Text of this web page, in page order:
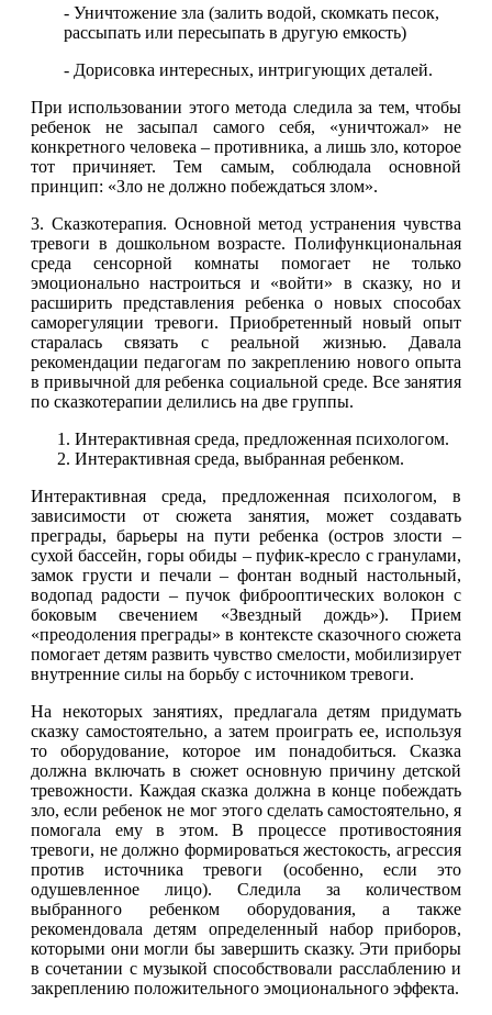
- Уничтожение зла (залить водой, скомкать песок,
рассыпать или пересыпать в другую емкость)
- Дорисовка интересных, интригующих деталей.
При использовании этого метода следила за тем, чтобы
ребенок не засыпал самого себя, «уничтожал» не
конкретного человека – противника, а лишь зло, которое
тот причиняет. Тем самым, соблюдала основной
принцип: «Зло не должно побеждаться злом».
3. Сказкотерапия. Основной метод устранения чувства
тревоги в дошкольном возрасте. Полифункциональная
среда сенсорной комнаты помогает не только
эмоционально настроиться и «войти» в сказку, но и
расширить представления ребенка о новых способах
саморегуляции тревоги. Приобретенный новый опыт
старалась связать с реальной жизнью. Давала
рекомендации педагогам по закреплению нового опыта
в привычной для ребенка социальной среде. Все занятия
по сказкотерапии делились на две группы.
Интерактивная среда, предложенная психологом.
Интерактивная среда, выбранная ребенком.
Интерактивная среда, предложенная психологом, в
зависимости от сюжета занятия, может создавать
преграды, барьеры на пути ребенка (остров злости –
сухой бассейн, горы обиды – пуфик-кресло с гранулами,
замок грусти и печали – фонтан водный настольный,
водопад радости – пучок фиброоптических волокон с
боковым свечением «Звездный дождь»). Прием
«преодоления преграды» в контексте сказочного сюжета
помогает детям развить чувство смелости, мобилизирует
внутренние силы на борьбу с источником тревоги.
На некоторых занятиях, предлагала детям придумать
сказку самостоятельно, а затем проиграть ее, используя
то оборудование, которое им понадобиться. Сказка
должна включать в сюжет основную причину детской
тревожности. Каждая сказка должна в конце побеждать
зло, если ребенок не мог этого сделать самостоятельно, я
помогала ему в этом. В процессе противостояния
тревоги, не должно формироваться жестокость, агрессия
против источника тревоги (особенно, если это
одушевленное лицо). Следила за количеством
выбранного ребенком оборудования, а также
рекомендовала детям определенный набор приборов,
которыми они могли бы завершить сказку. Эти приборы
в сочетании с музыкой способствовали расслаблению и
закреплению положительного эмоционального эффекта.